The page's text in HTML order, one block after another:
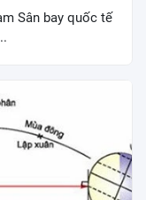
Sân bay quốc tế